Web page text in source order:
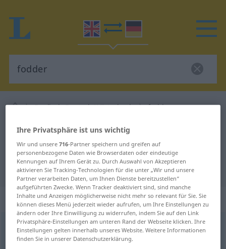
Englisch-Deutsch Wörterbuch fodder
Englisch-Deutsch Übersetzung für
"fodder"
"fodder" Deutsch Übersetzung
„fodder“: noun
fodder [ˈf(ɒ)də(r)]s
Übersicht aller Übersetzungen
Ihre Privatsphäre ist uns wichtig
Wir und unsere716-Partner speichern und greifen auf
personenbezogene Daten wie Browserdaten oder eindeutige
Kennungen auf Ihrem Gerät zu. Durch Auswahl von Akzeptieren
aktivieren Sie Tracking-Technologien für die unter „Wir und unsere
Partner verarbeiten Daten, um Ihnen Dienste bereitzustellen“
aufgeführten Zwecke. Wenn Tracker deaktiviert sind, sind manche
Inhalte und Anzeigen möglicherweise nicht mehr so relevant für Sie. Sie
können dieses Menü jederzeit wieder aufrufen, um Ihre Einstellungen zu
ändern oder Ihre Einwilligung zu widerrufen, indem Sie auf den Link
Privatsphäre-Einstellungen am unteren Rand der Webseite klicken. Ihre
Einstellungen gelten innerhalb unseres Website. Weitere Informationen
finden Sie in unserer Datenschutzerklärung.